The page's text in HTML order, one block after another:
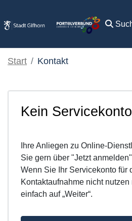
Start Kontakt
Kein
Ihre Anliegen zu Online-
Sie gern über "Jetzt
Wenn Sie Ihr Servicekonto für
Kontaktaufnahme nicht
einfach auf „Weiter“.